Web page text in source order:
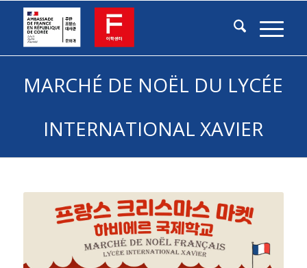
MARCHÉ DE NOËL DU LYCÉE
INTERNATIONAL XAVIER